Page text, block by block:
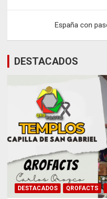
entradas
España con
DESTACADOS
DESTACADOS QROFACTS